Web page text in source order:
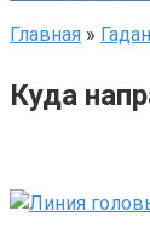
Главная »
Куда